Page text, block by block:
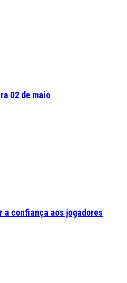
02 de maio
a confiança aos jogadores